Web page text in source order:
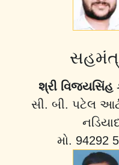
શ્રી વિજયસિંહ
સી. બી. પટેલ
મો. 94292